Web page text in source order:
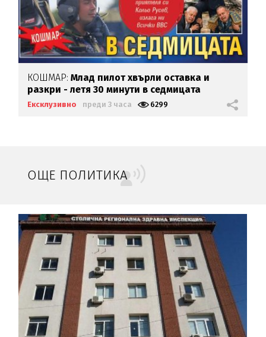
КОШМАР:Млад пилот хвърли оставка и
разкри - летя 30 минути в седмицата
Ексклузивно преди 3 часа 6299
ОЩЕ ПОЛИТИКА